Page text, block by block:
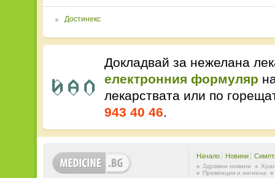
Достинекс
Докладвай за нежелана
електронния формуляр
лекарствата или по
943 40 46.
Начало Новини
Здравни новини
Превенция и хигиена